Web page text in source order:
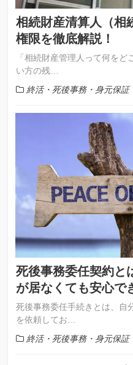
相続財産清算人（相
権限を徹底解説！
「相続財産管理人って何を
い方の残…
終活・死後事務・身元保証
死後事務委任契約と
が居なくても安心で
死後事務委任手続きとは、自
を依頼してお…
終活・死後事務・身元保証